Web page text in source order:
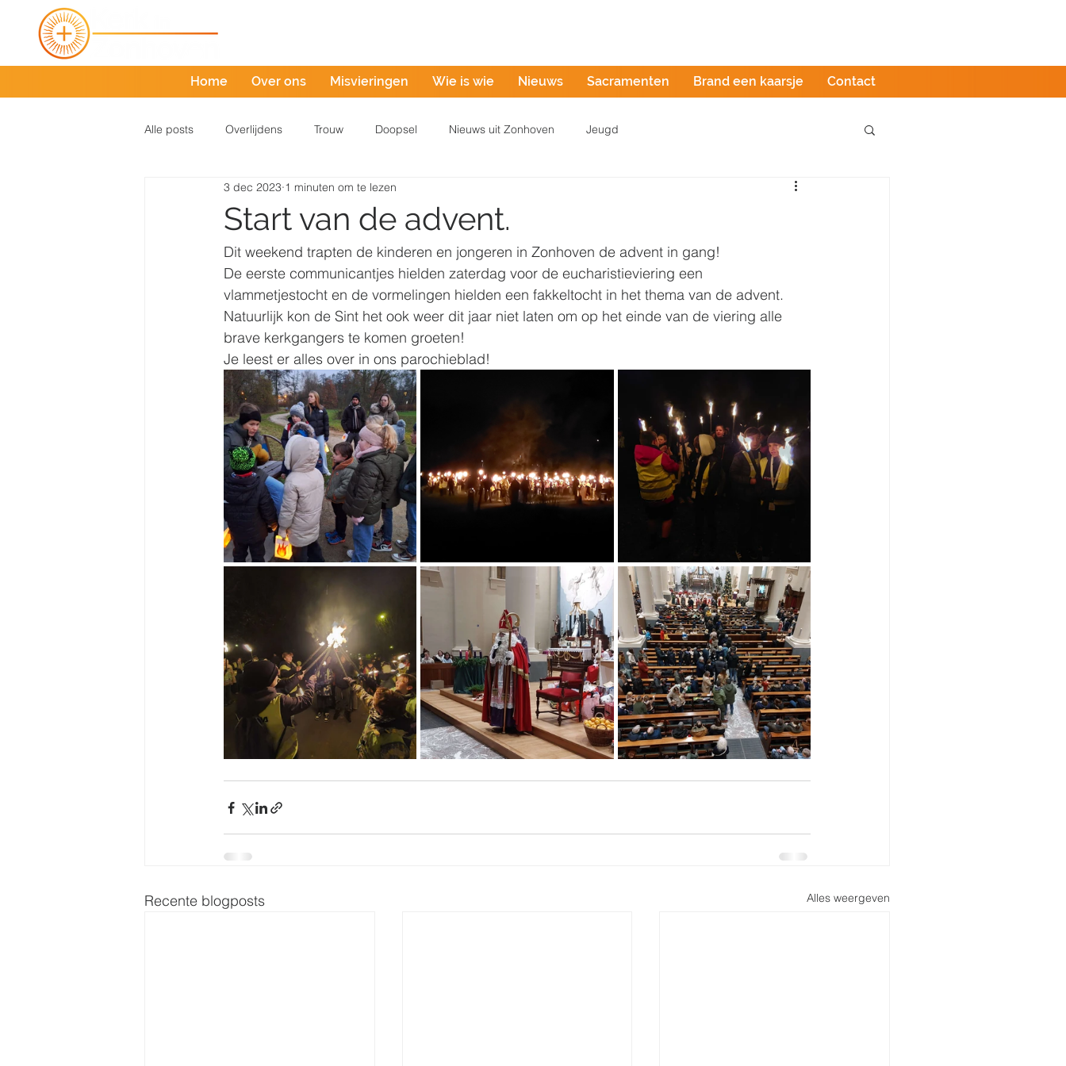
Home Over ons Misvieringen Wie is wie Nieuws Sacramenten Brand een kaarsje Contact
Alle posts Overlijdens Trouw Doopsel Nieuws uit Zonhoven Jeugd
Start van de advent.
3 dec 2023 1 minuten om te lezen
Dit weekend trapten de kinderen en jongeren in Zonhoven de advent in gang!
De eerste communicantjes hielden zaterdag voor de eucharistieviering een
vlammetjestocht en de vormelingen hielden een fakkeltocht in het thema van de advent.
Natuurlijk kon de Sint het ook weer dit jaar niet laten om op het einde van de viering alle
brave kerkgangers te komen groeten!
Je leest er alles over in ons parochieblad!
Recente blogposts Alles weergeven